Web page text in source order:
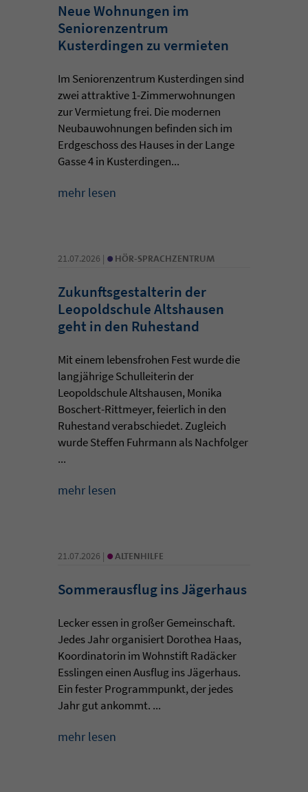
Neue Wohnungen im
Seniorenzentrum
Kusterdingen zu vermieten
Im Seniorenzentrum Kusterdingen sind
zwei attraktive 1-Zimmerwohnungen
zur Vermietung frei. Die modernen
Neubauwohnungen befinden sich im
Erdgeschoss des Hauses in der Lange
Gasse 4 in Kusterdingen...
mehr lesen
21.07.2026 | • HÖR-SPRACHZENTRUM
Zukunftsgestalterin der
Leopoldschule Altshausen
geht in den Ruhestand
Mit einem lebensfrohen Fest wurde die
langjährige Schulleiterin der
Leopoldschule Altshausen, Monika
Boschert-Rittmeyer, feierlich in den
Ruhestand verabschiedet. Zugleich
wurde Steffen Fuhrmann als Nachfolger
...
mehr lesen
21.07.2026 | • ALTENHILFE
Sommerausflug ins Jägerhaus
Lecker essen in großer Gemeinschaft.
Jedes Jahr organisiert Dorothea Haas,
Koordinatorin im Wohnstift Radäcker
Esslingen einen Ausflug ins Jägerhaus.
Ein fester Programmpunkt, der jedes
Jahr gut ankommt. ...
mehr lesen